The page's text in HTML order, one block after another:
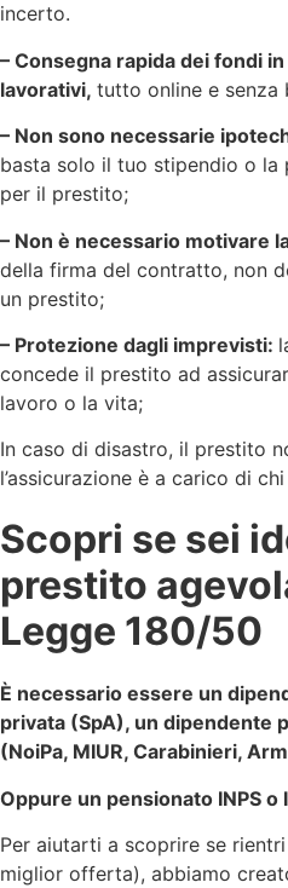
incerto.
– Consegna rapida dei fondi
lavorativi, tutto online e senza
– Non sono necessarie
basta solo il tuo stipendio o la
per il prestito;
– Non è necessario motivare
della firma del contratto, non
un prestito;
– Protezione dagli imprevisti:
concede il prestito ad
lavoro o la vita;
In caso di disastro, il prestito
l’assicurazione è a carico di
Scopri se sei
prestito
Legge 180/50
È necessario essere un
privata (SpA), un dipendente
(NoiPa, MIUR, Carabinieri,
Oppure un pensionato INPS o
Per aiutarti a scoprire se
miglior offerta), abbiamo